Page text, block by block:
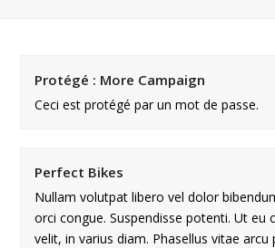
Protégé : More Campaign
Ceci est protégé par un mot de passe.
Perfect Bikes
Nullam volutpat libero vel dolor
orci congue. Suspendisse potenti. Ut eu
velit, in varius diam. Phasellus vitae arcu